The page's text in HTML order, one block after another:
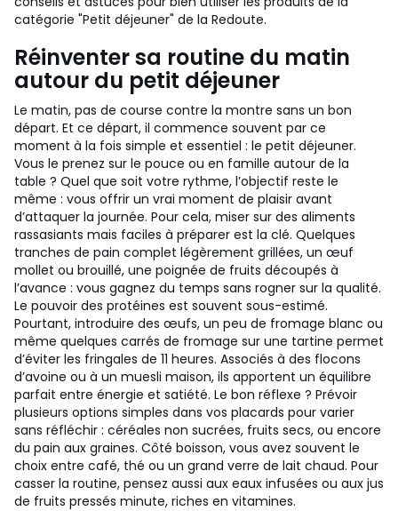
catégorie "Petit déjeuner" de la Redoute.
Réinventer sa routine du matin
autour du petit déjeuner
Le matin, pas de course contre la montre sans un bon
départ. Et ce départ, il commence souvent par ce
moment à la fois simple et essentiel : le petit déjeuner.
Vous le prenez sur le pouce ou en famille autour de la
table ? Quel que soit votre rythme, l’objectif reste le
même : vous offrir un vrai moment de plaisir avant
d’attaquer la journée. Pour cela, miser sur des aliments
rassasiants mais faciles à préparer est la clé. Quelques
tranches de pain complet légèrement grillées, un œuf
mollet ou brouillé, une poignée de fruits découpés à
l’avance : vous gagnez du temps sans rogner sur la qualité.
Le pouvoir des protéines est souvent sous-estimé.
Pourtant, introduire des œufs, un peu de fromage blanc ou
même quelques carrés de fromage sur une tartine permet
d’éviter les fringales de 11 heures. Associés à des flocons
d’avoine ou à un muesli maison, ils apportent un équilibre
parfait entre énergie et satiété. Le bon réflexe ? Prévoir
plusieurs options simples dans vos placards pour varier
sans réfléchir : céréales non sucrées, fruits secs, ou encore
du pain aux graines. Côté boisson, vous avez souvent le
choix entre café, thé ou un grand verre de lait chaud. Pour
casser la routine, pensez aussi aux eaux infusées ou aux jus
de fruits pressés minute, riches en vitamines.